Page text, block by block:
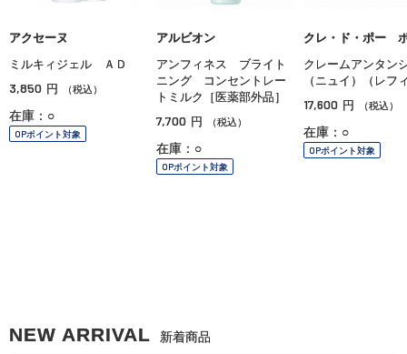
アクセーヌ
ミルキィジェル ＡＤ
3,850 円 （税込）
在庫：○
OPポイント対象
アルビオン
アンフィネス ブライト
ニング コンセントレー
トミルク［医薬部外品］
7,700 円 （税込）
在庫：○
OPポイント対象
クレ・ド・ポー
クレームアンタン
（ニュイ）（レフ
17,600 円 （税込）
在庫：○
OPポイント対象
NEW ARRIVAL 新着商品